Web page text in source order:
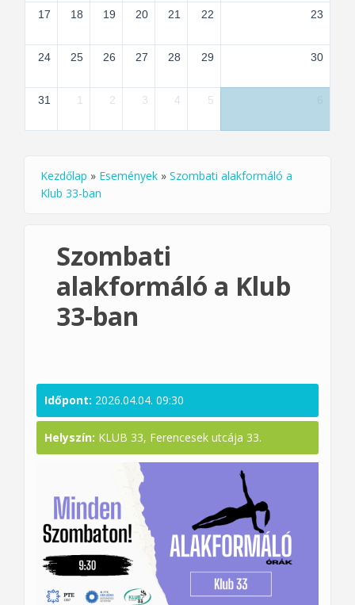
17 18 19 20 21 22 23
24 25 26 27 28 29 30
31 1 2 3 4 5
Jelenlegi hely
Kezdőlap » Események » Szombati alakformáló a
Klub 33-ban
Szombati
alakformáló a Klub
33-ban
Időpont: 2026.04.04. 09:30
Helyszín: KLUB 33, Ferencesek utcája 33.